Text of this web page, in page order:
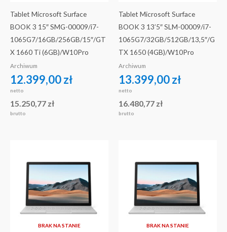
Tablet Microsoft Surface
BOOK 3 15″ SMG-00009/i7-
1065G7/16GB/256GB/15″/GT
X 1660 Ti (6GB)/W10Pro
Archiwum
12.399,00zł
netto
15.250,77 zł
brutto
Tablet Microsoft Surface
BOOK 3 13’5″ SLM-00009/i7-
1065G7/32GB/512GB/13,5″/G
TX 1650 (4GB)/W10Pro
Archiwum
13.399,00zł
netto
16.480,77 zł
brutto
BRAK NA STANIE BRAK NA STANIE